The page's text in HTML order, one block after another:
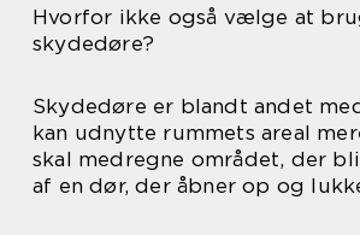
Hvorfor ikke også vælge at
skydedøre?
Skydedøre er blandt andet
kan udnytte rummets areal
skal medregne området, der
af en dør, der åbner op og